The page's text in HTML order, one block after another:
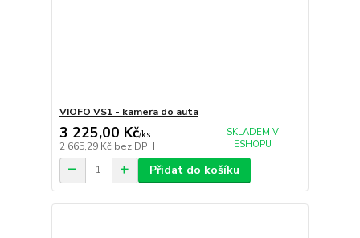
VIOFO VS1 - kamera do auta
3 225,00 Kč/ks
2 665,29 Kč bez DPH
SKLADEM V
ESHOPU
Přidat do košíku